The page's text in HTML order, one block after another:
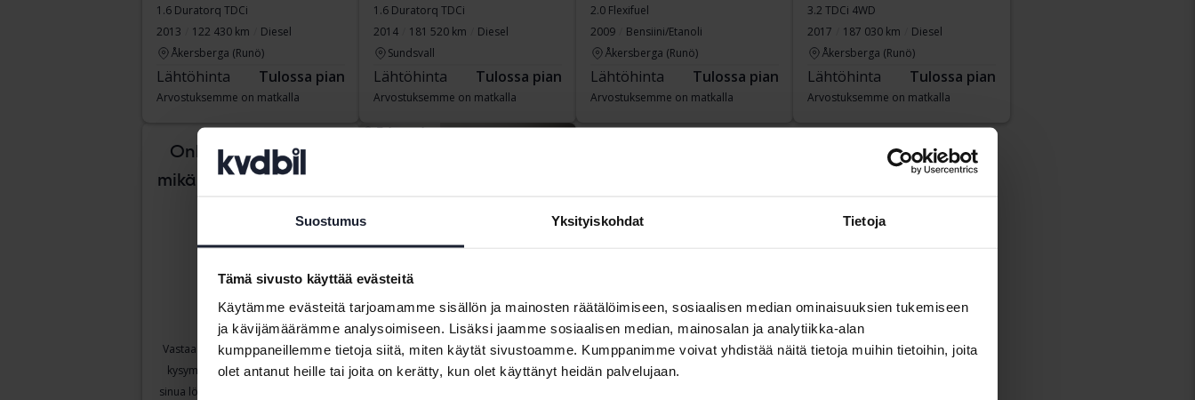
Suostumus Yksityiskohdat Tietoja
Tämä sivusto käyttää evästeitä
Käytämme evästeitä tarjoamamme sisällön ja mainosten räätälöimiseen, sosiaalisen median ominaisuuksien tukemiseen
ja kävijämäärämme analysoimiseen. Lisäksi jaamme sosiaalisen median, mainosalan ja analytiikka-alan
kumppaneillemme tietoja siitä, miten käytät sivustoamme. Kumppanimme voivat yhdistää näitä tietoja muihin tietoihin, joita
olet antanut heille tai joita on kerätty, kun olet käyttänyt heidän palvelujaan.
1.6 Duratorq TDCi
2013
122 430 km
Diesel
Åkersberga (Runö)
Lähtöhinta Tulossa pian
Arvostuksemme on matkalla
1.6 Duratorq TDCi
2014
181 520 km
Diesel
Sundsvall
Lähtöhinta Tulossa pian
Arvostuksemme on matkalla
2.0 Flexifuel
2009
Bensiini/Etanoli
Åkersberga (Runö)
Lähtöhinta Tulossa pian
Arvostuksemme on matkalla
3.2 TDCi 4WD
2017
187 030 km
Diesel
Åkersberga (Runö)
Lähtöhinta Tulossa pian
Arvostuksemme on matkalla
Onko vaikea tietää,
mikä auto sopii sinulle?
Vastaa muutamaan yksinkertaiseen
kysymykseen, niin voimme auttaa
sinua löytämään tarpeitasi vastaavat
Tulossa pian
Ford Ranger
2.0 TDCi 4WD
2021
180 130 km
Diesel
Kungälv (Ellesbo)